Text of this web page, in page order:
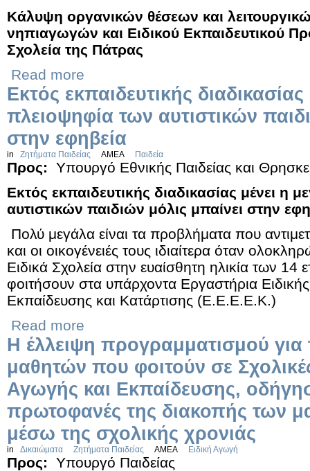
Κάλυψη οργανικών θέσεων και
νηπιαγωγών και Ειδικού Εκπαιδευτικού
Σχολεία της Πάτρας
Read more
Εκτός εκπαιδευτικής
πλειοψηφία των αυτιστικών
στην εφηβεία
in Ζητήματα Παιδείας ΑΜΕΑ Παιδεία
Προς:
Υπουργό Εθνικής Παιδείας και
Εκτός εκπαιδευτικής διαδικασίας μένει η
αυτιστικών παιδιών μόλις μπαίνει στην
Πολύ μεγάλα είναι τα προβλήματα που
και οι οικογένειές τους ιδιαίτερα όταν
Ειδικά Σχολεία στην ευαίσθητη ηλικία των 14
φοιτήσουν στα υπάρχοντα Εργαστήρια
Εκπαίδευσης και Κατάρτισης (Ε.Ε.Ε.Ε.Κ.)
Read more
Η έλλειψη προγραμματισμού
μαθητών που φοιτούν σε
Αγωγής και Εκπαίδευσης,
πρωτοφανές της διακοπής των
μέσω της σχολικής χρονιάς
in Δικαιώματα Ζητήματα Παιδείας ΑΜΕΑ Ειδική Αγωγή
Προς:
Υπουργό Παιδείας